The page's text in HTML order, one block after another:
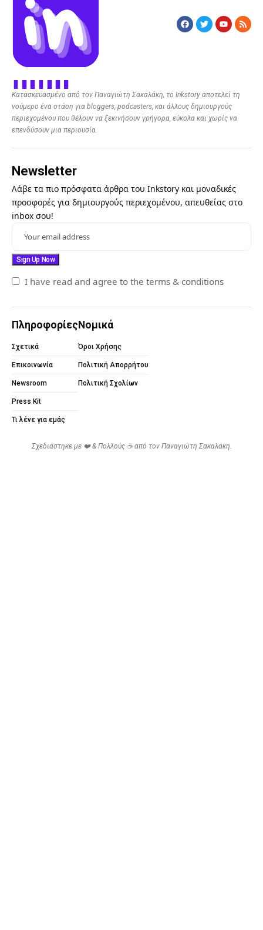
Κατασκευασμένο από τον Παναγιώτη Σακαλάκη, το Inkstory αποτελεί τη
νούμερο ένα στάση για bloggers, podcasters, και άλλους δημιουργούς
περιεχομένου που θέλουν να ξεκινήσουν γρήγορα, εύκολα και χωρίς να
επενδύσουν μια περιουσία.
Newsletter
Λάβε τα πιο πρόσφατα άρθρα του Inkstory και μοναδικές
προσφορές για δημιουργούς περιεχομένου, απευθείας στο
inbox σου!
I have read and agree to the terms & conditions
Πληροφορίες
Σχετικά
Επικοινωνία
Newsroom
Press Kit
Τι λένε για εμάς
Νομικά
Όροι Χρήσης
Πολιτική Απορρήτου
Πολιτική Σχολίων
Σχεδιάστηκε με ❤️ & Πολλούς ☕ από τον Παναγιώτη Σακαλάκη.